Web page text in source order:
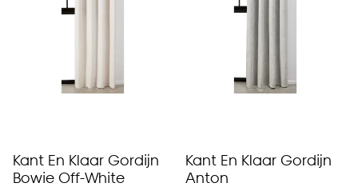
Kant En Klaar Gordijn
Bowie Off-White
Kant En Klaar Gordijn
Anton